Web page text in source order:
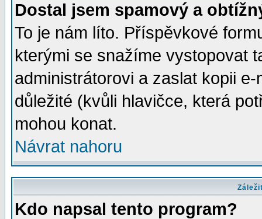
Dostal jsem spamový a
To je nám líto. Příspěvkové
kterými se snažíme vystopovat
administrátorovi a zaslat kopii
důležité (kvůli hlavičce, která
mohou konat.
Návrat nahoru
Kdo napsal tento program?